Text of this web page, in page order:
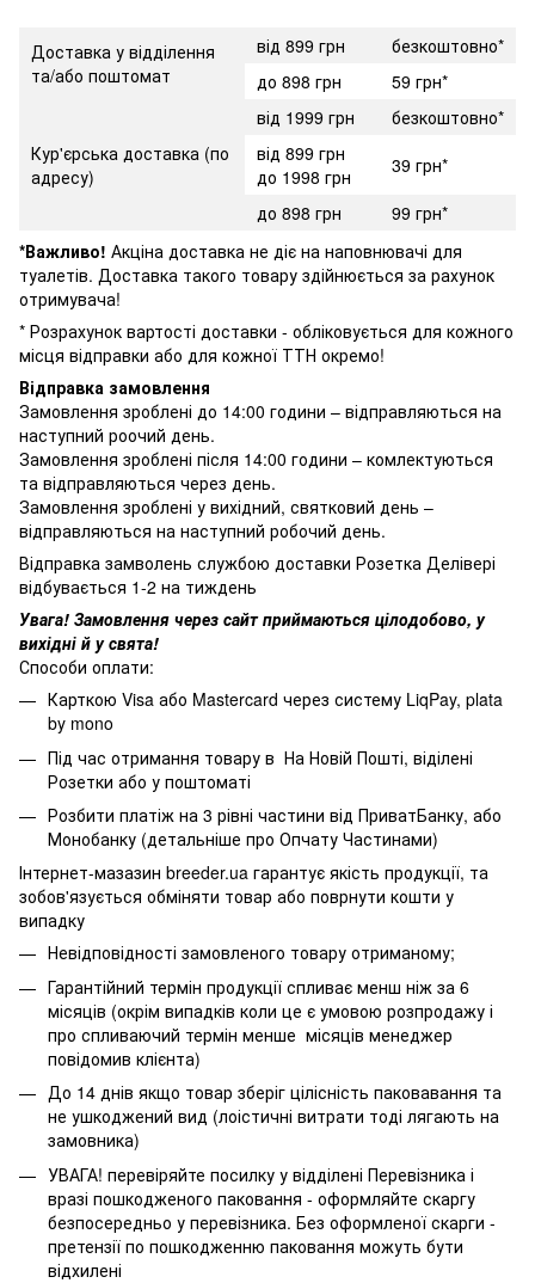
Доставка у відділення
та/або поштомат
від 899 грн
безкоштовно*
до 898 грн
59 грн*
Кур'єрська доставка (по
адресу)
від 1999 грн
безкоштовно*
від 899 грн
до 1998 грн
39 грн*
до 898 грн
99 грн*
*Важливо! Акціна доставка не діє на наповнювачі для
туалетів. Доставка такого товару здійнюється за рахунок
отримувача!
* Розрахунок вартості доставки - обліковується для кожного
місця відправки або для кожної ТТН окремо!
Відправка замовлення
Замовлення зроблені до 14:00 години – відправляються на
наступний роочий день.
Замовлення зроблені після 14:00 години – комлектуються
та відправляються через день.
Замовлення зроблені у вихідний, святковий день –
відправляються на наступний робочий день.
Відправка замволень службою доставки Розетка Делівері
відбувається 1-2 на тиждень
Увага! Замовлення через сайт приймаються цілодобово, у
вихідні й у свята!
Способи оплати:
Карткою Visa або Mastercard через систему LiqPay, plata
by mono
Під час отримання товару в На Новій Пошті, віділені
Розетки або у поштоматі
Розбити платіж на 3 рівні частини від ПриватБанку, або
Монобанку (детальніше про Опчату Частинами)
Інтернет-мазазин breeder.ua гарантує якість продукції, та
зобов'язується обміняти товар або поврнути кошти у
випадку
Невідповідності замовленого товару отриманому;
Гарантійний термін продукції спливає менш ніж за 6
місяців (окрім випадків коли це є умовою розпродажу і
про спливаючий термін менше місяців менеджер
повідомив клієнта)
До 14 днів якщо товар зберіг цілісність паковавання та
не ушкоджений вид (лоістичні витрати тоді лягають на
замовника)
УВАГА! перевіряйте посилку у відділені Перевізника і
вразі пошкодженого паковання - оформляйте скаргу
безпосередньо у перевізника. Без оформленої скарги -
претензії по пошкодженню паковання можуть бути
відхилені